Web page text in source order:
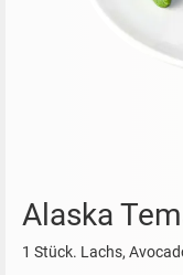
Alaska
1 Stück. Lachs,